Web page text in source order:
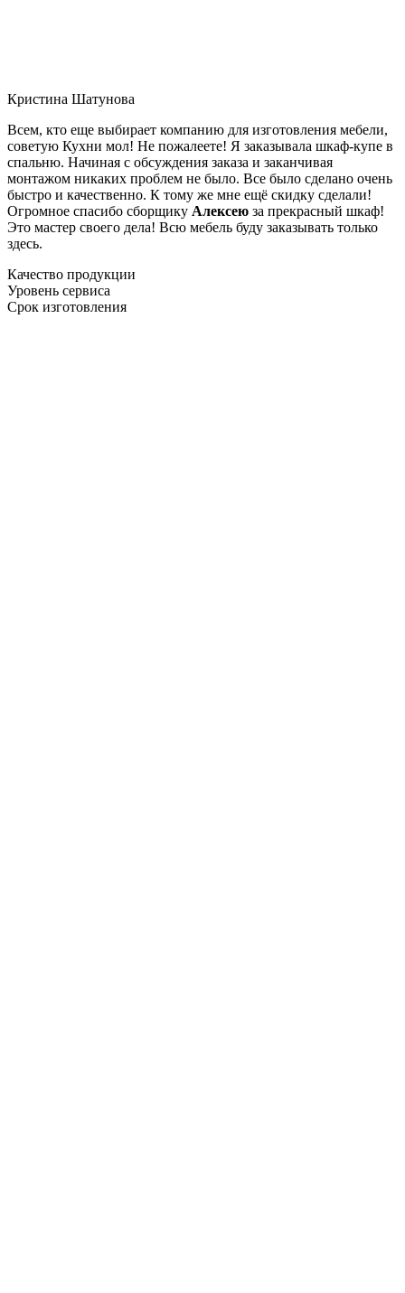
Кристина Шатунова
Всем, кто еще выбирает компанию для изготовления мебели,
советую Кухни мол! Не пожалеете! Я заказывала шкаф-купе в
спальню. Начиная с обсуждения заказа и заканчивая
монтажом никаких проблем не было. Все было сделано очень
быстро и качественно. К тому же мне ещё скидку сделали!
Огромное спасибо сборщику Алексею за прекрасный шкаф!
Это мастер своего дела! Всю мебель буду заказывать только
здесь.
Качество продукции
Уровень сервиса
Срок изготовления